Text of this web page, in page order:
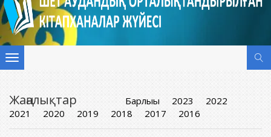
Toggle
Жаңалықтар Барлығы 2023
2022
2021
2020 2019 2018 2017 2016